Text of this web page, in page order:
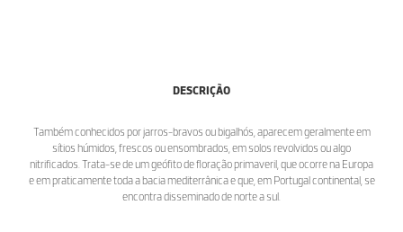
DESCRIÇÃO
Também conhecidos por jarros-bravos ou bigalhós, aparecem geralmente em
sítios húmidos, frescos ou ensombrados, em solos revolvidos ou algo
nitrificados. Trata-se de um geófito de floração primaveril, que ocorre na Europa
e em praticamente toda a bacia mediterrânica e que, em Portugal continental, se
encontra disseminado de norte a sul.